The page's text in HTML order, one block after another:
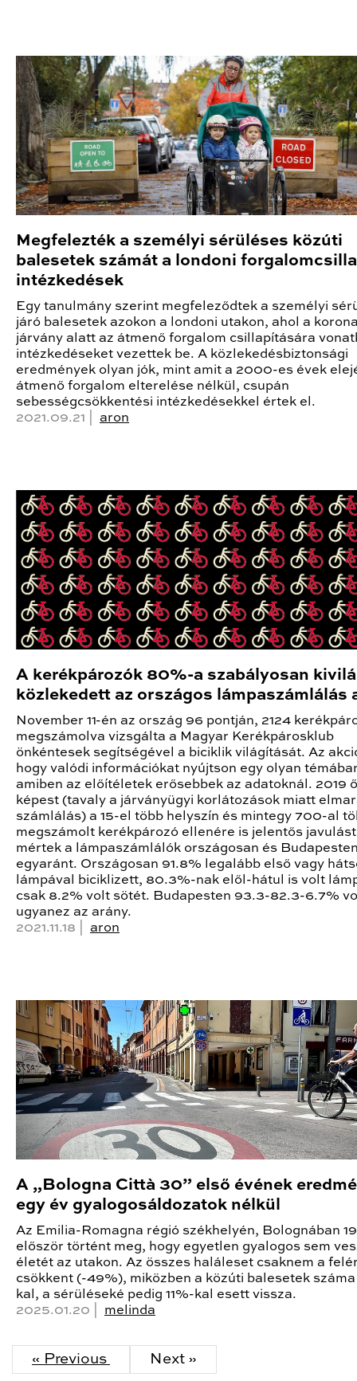
Megfelezték a személyi sérüléses közúti
balesetek számát a londoni
intézkedések
Egy tanulmány szerint megfeleződtek a személyi
járó balesetek azokon a londoni utakon, ahol a
járvány alatt az átmenő forgalom csillapítására
intézkedéseket vezettek be. A közlekedésbiztonsági
eredmények olyan jók, mint amit a 2000-es évek
átmenő forgalom elterelése nélkül, csupán
sebességcsökkentési intézkedésekkel értek el.
2021.09.21 | aron
A kerékpározók 80%-a szabályosan
közlekedett az országos lámpaszámlálás
November 11-én az ország 96 pontján, 2124
megszámolva vizsgálta a Magyar Kerékpárosklub
önkéntesek segítségével a biciklik világítását. Az
hogy valódi információkat nyújtson egy olyan
amiben az előítéletek erősebbek az adatoknál. 2019
képest (tavaly a járványügyi korlátozások miatt
számlálás) a 15-el több helyszín és mintegy 700-al
megszámolt kerékpározó ellenére is jelentős javulást
mértek a lámpaszámlálók országosan és
egyaránt. Országosan 91.8% legalább első vagy
lámpával biciklizett, 80.3%-nak elől-hátul is volt
csak 8.2% volt sötét. Budapesten 93.3-82.3-6.7%
ugyanez az arány.
2021.11.18 | aron
A „Bologna Città 30” első évének
egy év gyalogosáldozatok nélkül
Az Emilia-Romagna régió székhelyén, Bolognában
először történt meg, hogy egyetlen gyalogos sem
életét az utakon. Az összes haláleset csaknem a
csökkent (-49%), miközben a közúti balesetek száma
kal, a sérüléseké pedig 11%-kal esett vissza.
2025.01.20 | melinda
« Previous Next »